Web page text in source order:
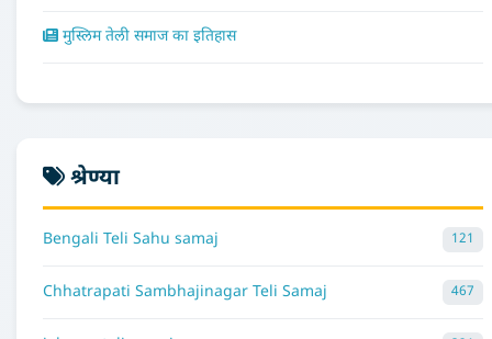
मुस्लिम तेली समाज का इतिहास
श्रेण्या
Bengali Teli Sahu samaj 121
Chhatrapati Sambhajinagar Teli Samaj 467